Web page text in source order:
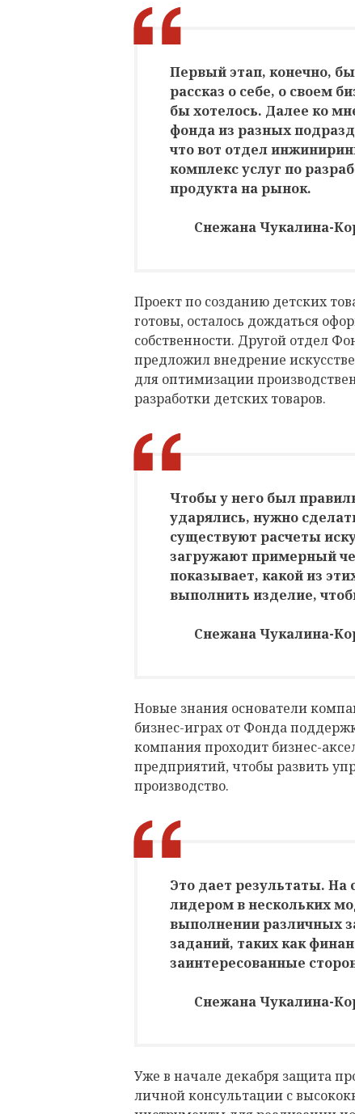
Первый этап, конечно,
рассказ о себе, о своем
бы хотелось. Далее ко
фонда из разных
что вот отдел
комплекс услуг по
продукта на рынок.
Снежана Чукалина-
Проект по созданию детских
готовы, осталось дождаться
собственности. Другой отдел
предложил внедрение
для оптимизации
разработки детских товаров.
Чтобы у него был
ударялись, нужно
существуют расчеты
загружают примерный
показывает, какой из
выполнить изделие,
Снежана Чукалина-
Новые знания основатели
бизнес-играх от Фонда
компания проходит бизнес-
предприятий, чтобы развить
производство.
Это дает результаты. На
лидером в нескольких
выполнении различных
заданий, таких как
заинтересованные
Снежана Чукалина-
Уже в начале декабря защита
личной консультации с